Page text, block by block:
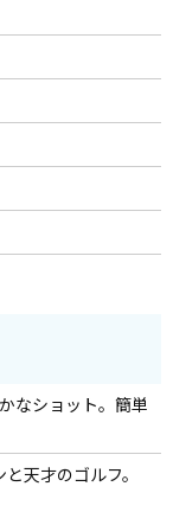
なショット。簡単
天才のゴルフ。